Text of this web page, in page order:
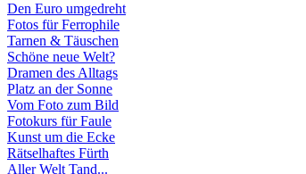
Den Euro umgedreht
Fotos für Ferrophile
Tarnen & Täuschen
Schöne neue Welt?
Dramen des Alltags
Platz an der Sonne
Vom Foto zum Bild
Fotokurs für Faule
Kunst um die Ecke
Rätselhaftes Fürth
Aller Welt Tand...